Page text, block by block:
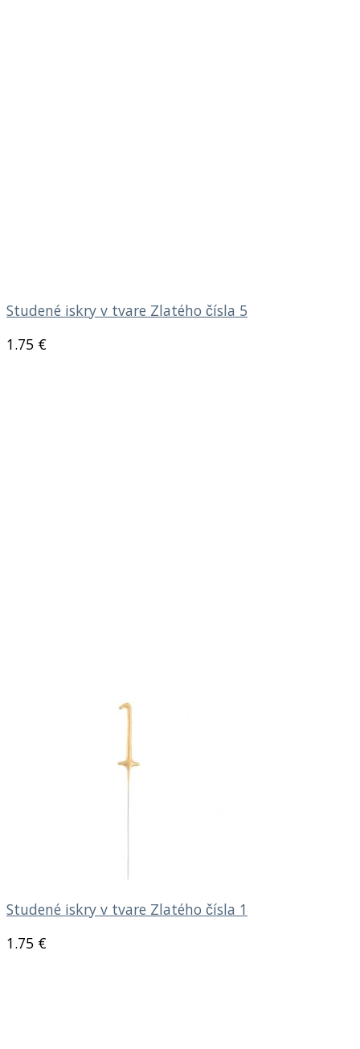
Studené iskry v tvare Zlatého čísla 5
1.75 €
Studené iskry v tvare Zlatého čísla 1
1.75 €